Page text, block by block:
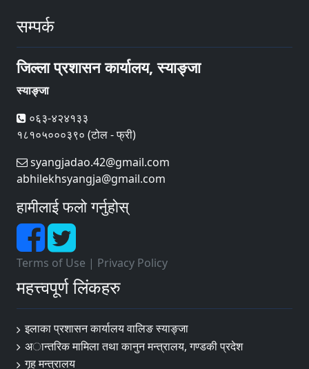
सम्पर्क
जिल्ला प्रशासन कार्यालय, स्याङ्जा
स्याङ्जा
०६३-४२४१३३
१८१०५०००३९० (टोल - फ्री)
syangjadao.42@gmail.com
abhilekhsyangja@gmail.com
हामीलाई फलो गर्नुहोस्
Terms of Use | Privacy Policy
महत्त्वपूर्ण लिंकहरु
इलाका प्रशासन कार्यालय वालिङ स्याङ्जा
अान्तरिक मामिला तथा कानुन मन्त्रालय, गण्डकी प्रदेश
गृह मन्त्रालय